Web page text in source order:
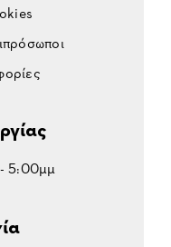
5:00μμ